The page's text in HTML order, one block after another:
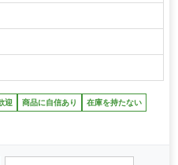
迎 商品に自信あり 在庫を持たない